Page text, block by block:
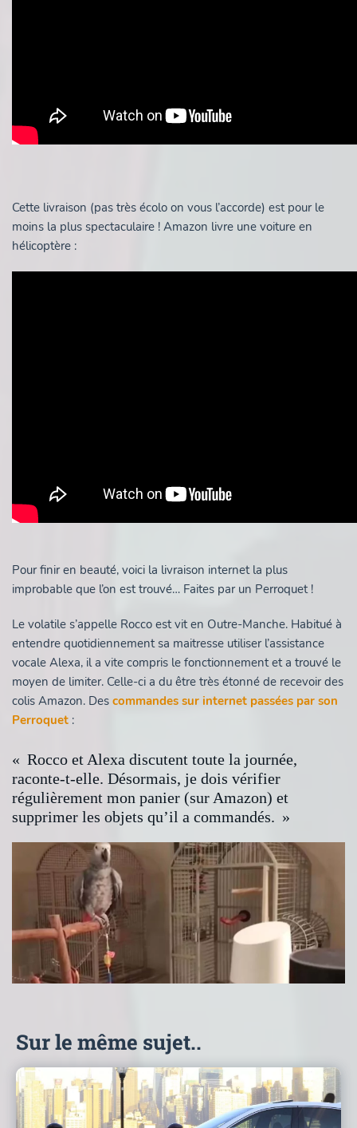
Cette livraison (pas très écolo on vous l’accorde) est pour le
moins la plus spectaculaire ! Amazon livre une voiture en
hélicoptère :
Pour finir en beauté, voici la livraison internet la plus
improbable que l’on est trouvé… Faites par un Perroquet !
Le volatile s’appelle Rocco est vit en Outre-Manche. Habitué à
entendre quotidiennement sa maitresse utiliser l’assistance
vocale Alexa, il a vite compris le fonctionnement et a trouvé le
moyen de limiter. Celle-ci a du être très étonné de recevoir des
colis Amazon. Des commandes sur internet passées par son
Perroquet :
« Rocco et Alexa discutent toute la journée,
raconte-t-elle. Désormais, je dois vérifier
régulièrement mon panier (sur Amazon) et
supprimer les objets qu’il a commandés. »
Sur le même sujet..